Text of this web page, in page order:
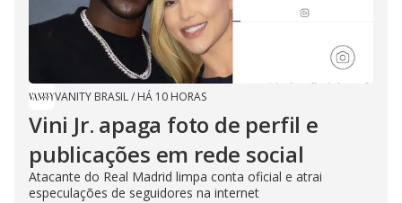
VANITY BRASIL/ HÁ 10 HORAS
Vini Jr. apaga foto de perfil e
publicações em rede social
Atacante do Real Madrid limpa conta oficial e atrai
especulações de seguidores na internet